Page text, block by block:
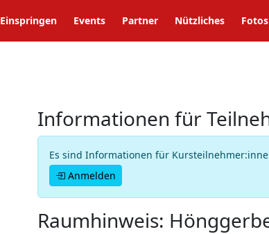
Einspringen Events Partner Nützliches Fotos
Informationen für
Es sind Informationen für
Anmelden
Raumhinweis: